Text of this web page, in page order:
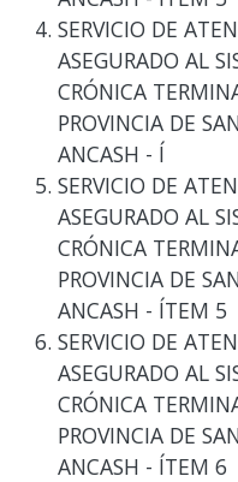
SERVICIO DE
ASEGURADO AL
CRÓNICA
PROVINCIA DE
ANCASH - Í
SERVICIO DE
ASEGURADO AL
CRÓNICA
PROVINCIA DE
ANCASH - ÍTEM 5
SERVICIO DE
ASEGURADO AL
CRÓNICA
PROVINCIA DE
ANCASH - ÍTEM 6